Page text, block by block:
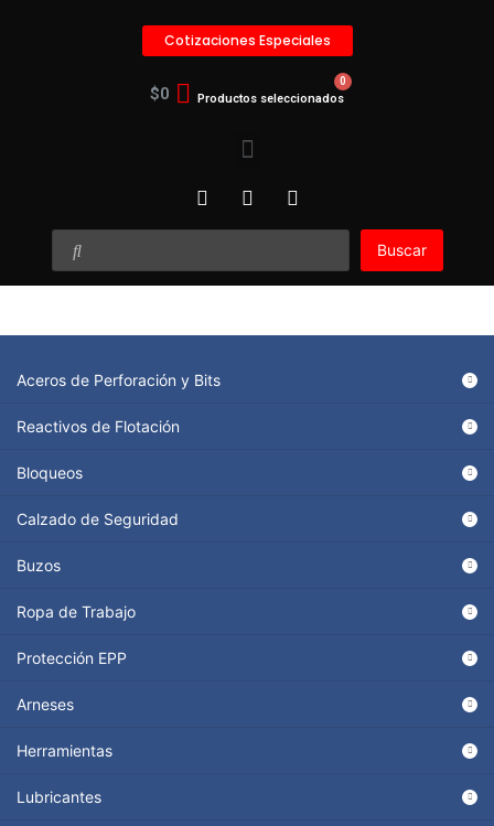
Cotizaciones Especiales
$0
Buscar
Aceros de Perforación y Bits
Reactivos de Flotación
Bloqueos
Calzado de Seguridad
Buzos
Ropa de Trabajo
Protección EPP
Arneses
Herramientas
Lubricantes